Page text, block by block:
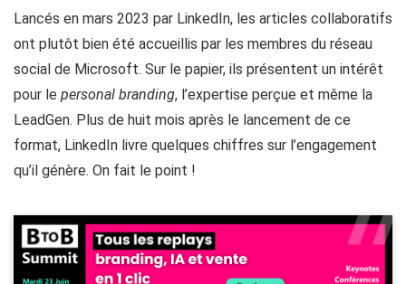
Lancés en mars 2023 par LinkedIn, les articles collaboratifs
ont plutôt bien été accueillis par les membres du réseau
social de Microsoft. Sur le papier, ils présentent un intérêt
pour le personal branding, l’expertise perçue et même la
LeadGen. Plus de huit mois après le lancement de ce
format, LinkedIn livre quelques chiffres sur l’engagement
qu’il génère. On fait le point !